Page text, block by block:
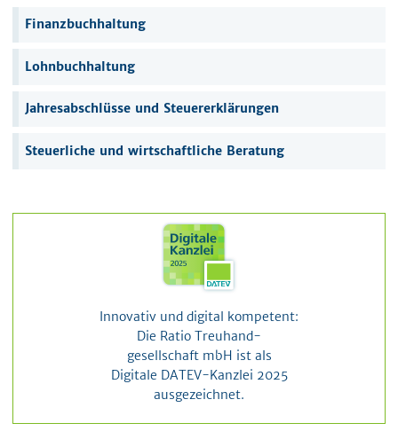
Navigation
überspringen
Finanzbuchhaltung
Lohnbuchhaltung
Jahresabschlüsse und Steuererklärungen
Steuerliche und wirtschaftliche Beratung
Innovativ und digital kompetent:
Die Ratio Treuhand-
gesellschaft mbH ist als
Digitale DATEV-Kanzlei 2025
ausgezeichnet.